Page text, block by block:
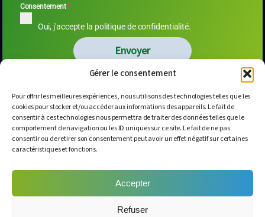
Gérer le consentement
Pour offrir les meilleures expériences, nous utilisons des technologies telles que les
cookies pour stocker et/ou accéder aux informations des appareils. Le fait de
consentir à ces technologies nous permettra de traiter des données telles que le
comportement de navigation ou les ID uniques sur ce site. Le fait de ne pas
consentir ou de retirer son consentement peut avoir un effet négatif sur certaines
caractéristiques et fonctions.
Accepter
Refuser
Consentement*
Oui, j'accepte la politique de confidentialité.
Envoyer
NOUS CONTACTER
06 42 53 65 09
NOS RÉSEAUX